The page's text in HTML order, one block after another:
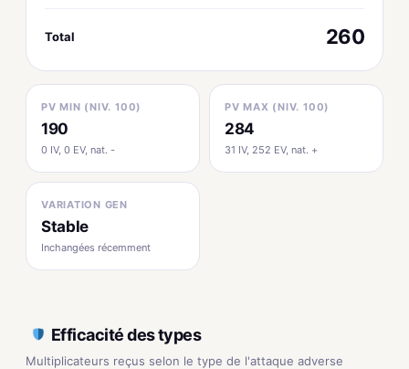
Total 260
PV MIN (NIV. 100)
190
0 IV, 0 EV, nat. -
PV MAX (NIV. 100)
284
31 IV, 252 EV, nat. +
VARIATION GEN
Stable
Inchangées récemment
Efficacité des types
Multiplicateurs reçus selon le type de l'attaque adverse